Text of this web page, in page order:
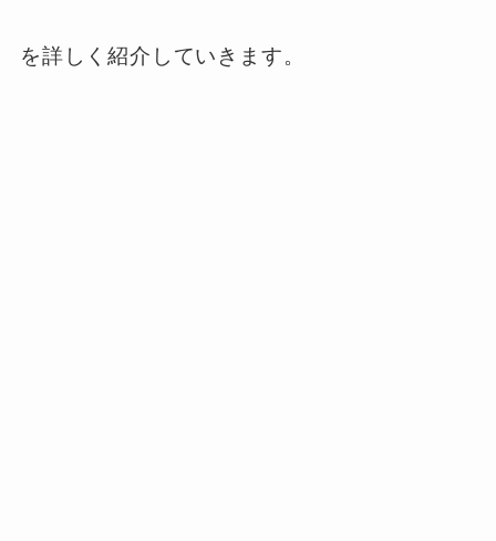
を詳しく紹介していきます。